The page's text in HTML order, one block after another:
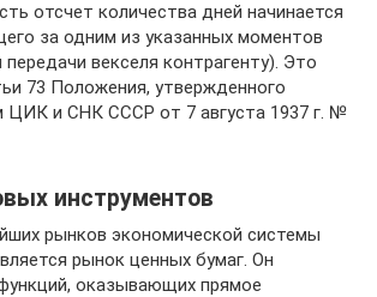
отсчет количества дней начинается
за одним из указанных моментов
векселя контрагенту). Это
73 Положения, утвержденного
ЦИК и СНК СССР от 7 августа 1937 г. №
инструментов
рынков экономической системы
рынок ценных бумаг. Он
оказывающих прямое